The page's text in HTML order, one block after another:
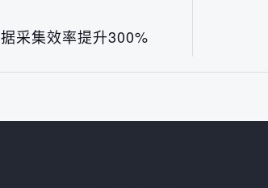
采集效率提升300%